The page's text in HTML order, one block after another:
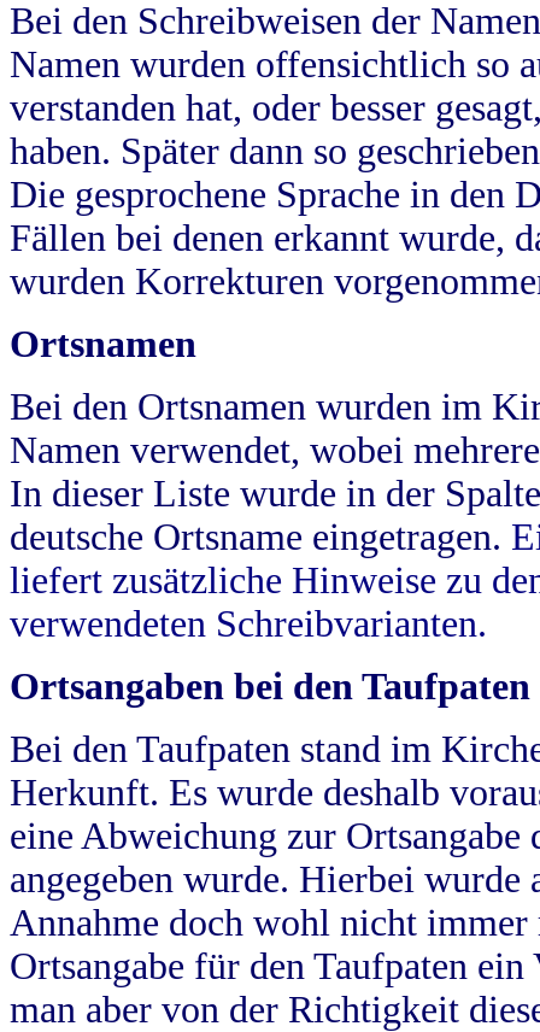
Bei den Schreibweisen der
Namen wurden offensichtlich so
verstanden hat, oder besser
haben. Später dann so
Die gesprochene Sprache in
Fällen bei denen erkannt wurde,
wurden Korrekturen
Ortsnamen
Bei den Ortsnamen wurden im
Namen verwendet, wobei
In dieser Liste wurde in der
deutsche Ortsname eingetragen.
liefert zusätzliche Hinweise zu
verwendeten Schreibvarianten.
Ortsangaben bei den Taufpaten
Bei den Taufpaten stand im
Herkunft. Es wurde deshalb
eine Abweichung zur
angegeben wurde. Hierbei wurde
Annahme doch wohl nicht
Ortsangabe für den Taufpaten
man aber von der Richtigkeit